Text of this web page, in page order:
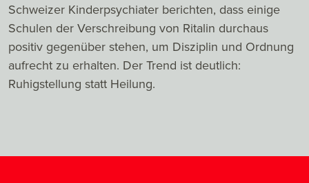
Schweizer Kinderpsychiater berichten, dass einige
Schulen der Verschreibung von Ritalin durchaus
positiv gegenüber stehen, um Disziplin und Ordnung
aufrecht zu erhalten. Der Trend ist deutlich:
Ruhigstellung statt Heilung.